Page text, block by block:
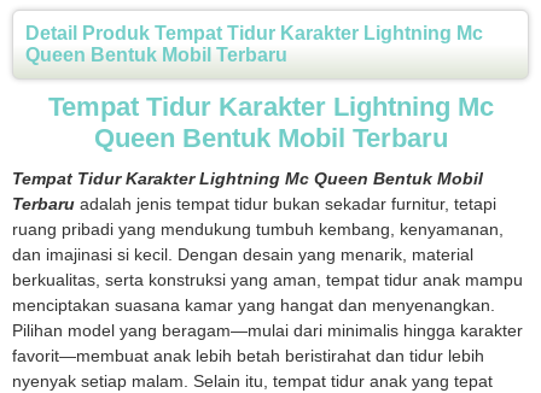
Detail Produk Tempat Tidur Karakter Lightning Mc
Queen Bentuk Mobil Terbaru
Tempat Tidur Karakter Lightning Mc
Queen Bentuk Mobil Terbaru
Tempat Tidur Karakter Lightning Mc Queen Bentuk Mobil
Terbaru adalah jenis tempat tidur bukan sekadar furnitur, tetapi
ruang pribadi yang mendukung tumbuh kembang, kenyamanan,
dan imajinasi si kecil. Dengan desain yang menarik, material
berkualitas, serta konstruksi yang aman, tempat tidur anak mampu
menciptakan suasana kamar yang hangat dan menyenangkan.
Pilihan model yang beragam—mulai dari minimalis hingga karakter
favorit—membuat anak lebih betah beristirahat dan tidur lebih
nyenyak setiap malam. Selain itu, tempat tidur anak yang tepat